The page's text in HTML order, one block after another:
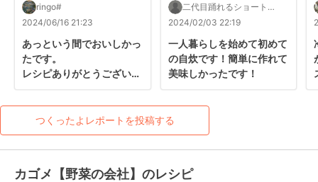
ringo#
2024/06/16 21:23
あっという間でおいしかっ
たです。
レシピありがとうございま
二代目踊れるショート女
子
2024/02/03 22:19
一人暮らしを始めて初めて
の自炊です！簡単に作れて
美味しかったです！
つくったよレポートを投稿する
カゴメ【野菜の会社】のレシピ